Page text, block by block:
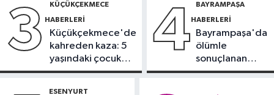
21:10
yaklaşık 30 bin taraftar önünde imza
attı
3 KÜÇÜKÇEKMECE
HABERLERI
Küçükçekmece'de
kahreden kaza: 5
yaşındaki çocuk
yoğun bakımda
4 BAYRAMPAŞA
HABERLERI
Bayrampaşa'da
ölümle
sonuçlanan
kaza: Sürücü
ESENYURT